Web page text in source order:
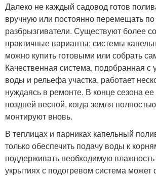
Далеко не каждый садовод готов
вручную или постоянно перемещать по
разбрызгиватели. Существуют более
практичные варианты: системы
можно купить готовыми или собрать
Качественная система, подобранная с
воды и рельефа участка, работает
нуждаясь в ремонте. В конце сезона
поздней весной, когда земля полностью
монтируют вновь.
В теплицах и парниках капельный
только обеспечить подачу воды к
поддерживать необходимую влажность
укрытиях с подогревом система может